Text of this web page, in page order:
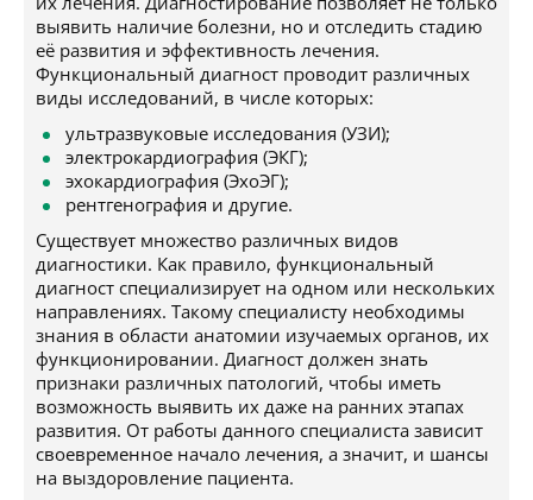
выявить наличие болезни, но и отследить стадию
её развития и эффективность лечения.
Функциональный диагност проводит различных
виды исследований, в числе которых:
ультразвуковые исследования (УЗИ);
электрокардиография (ЭКГ);
эхокардиография (ЭхоЭГ);
рентгенография и другие.
Существует множество различных видов
диагностики. Как правило, функциональный
диагност специализирует на одном или нескольких
направлениях. Такому специалисту необходимы
знания в области анатомии изучаемых органов, их
функционировании. Диагност должен знать
признаки различных патологий, чтобы иметь
возможность выявить их даже на ранних этапах
развития. От работы данного специалиста зависит
своевременное начало лечения, а значит, и шансы
на выздоровление пациента.